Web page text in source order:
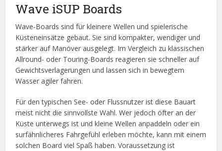
Wave iSUP Boards
Wave-Boards sind für kleinere Wellen und spielerische
Küsteneinsätze gebaut. Sie sind kompakter, wendiger und
stärker auf Manöver ausgelegt. Im Vergleich zu klassischen
Allround- oder Touring-Boards reagieren sie schneller auf
Gewichtsverlagerungen und lassen sich in bewegtem
Wasser agiler fahren.
Für den typischen See- oder Flussnutzer ist diese Bauart
meist nicht die sinnvollste Wahl. Wer jedoch öfter an der
Küste unterwegs ist und kleine Wellen anpaddeln oder ein
surfähnlicheres Fahrgefühl erleben möchte, kann mit einem
solchen Board viel Spaß haben. Voraussetzung ist